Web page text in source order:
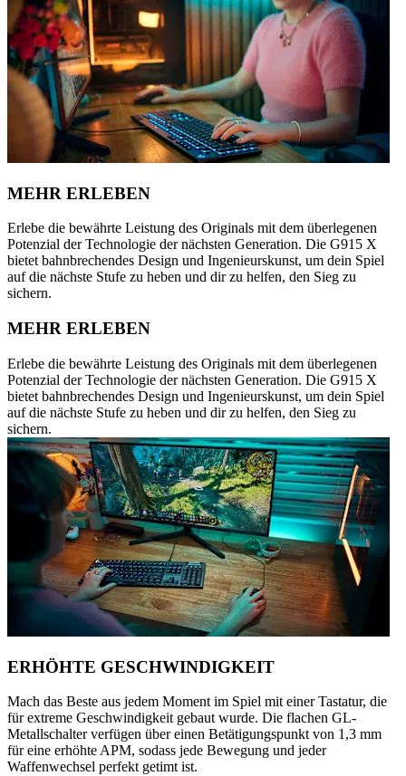
MEHR ERLEBEN
Erlebe die bewährte Leistung des Originals mit dem überlegenen
Potenzial der Technologie der nächsten Generation. Die G915 X
bietet bahnbrechendes Design und Ingenieurskunst, um dein Spiel
auf die nächste Stufe zu heben und dir zu helfen, den Sieg zu
sichern.
MEHR ERLEBEN
Erlebe die bewährte Leistung des Originals mit dem überlegenen
Potenzial der Technologie der nächsten Generation. Die G915 X
bietet bahnbrechendes Design und Ingenieurskunst, um dein Spiel
auf die nächste Stufe zu heben und dir zu helfen, den Sieg zu
sichern.
ERHÖHTE GESCHWINDIGKEIT
Mach das Beste aus jedem Moment im Spiel mit einer Tastatur, die
für extreme Geschwindigkeit gebaut wurde. Die flachen GL-
Metallschalter verfügen über einen Betätigungspunkt von 1,3 mm
für eine erhöhte APM, sodass jede Bewegung und jeder
Waffenwechsel perfekt getimt ist.